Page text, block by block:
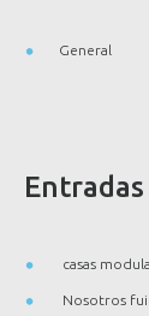
General
casas
Nosotros